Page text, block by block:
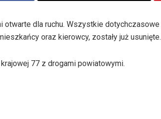
otwarte dla ruchu. Wszystkie dotychczasowe
oraz kierowcy, zostały już usunięte.
77 z drogami powiatowymi.